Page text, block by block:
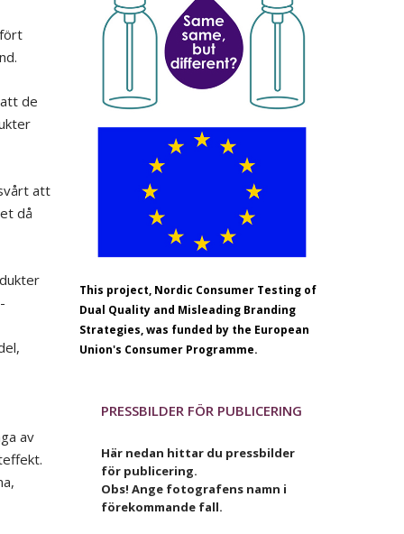
This project, Nordic Consumer Testing of
Dual Quality and Misleading Branding
Strategies, was funded by the European
Union's Consumer Programme.
PRESSBILDER FÖR PUBLICERING
Här nedan hittar du pressbilder
för publicering.
Obs! Ange fotografens namn i
förekommande fall.
de
att
då
av